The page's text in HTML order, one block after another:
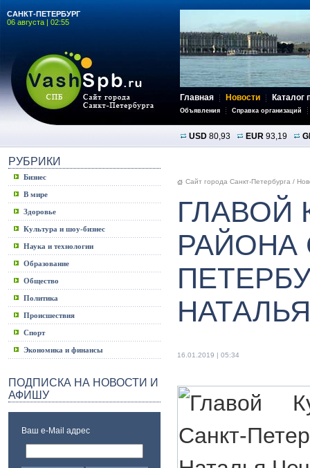
САНКТ-ПЕТЕРБУРГ
06 августа | 02:55
Главная Новости Каталог
Объявления Справка организаций
USD 80,93 EUR 93,19
РУБРИКИ
Бизнес
В мире
Здоровье
Культура и шоу-бизнес
Наука и технологии
Образование
Общество
Политика
Происшествия
Спорт
Экономика и финансы
ПОДПИСКА НА НОВОСТИ И
АФИШУ
Ваш e-Mail адрес
Сайт города Санкт-Петербурга /
ГЛАВОЙ
РАЙОНА
16.01.2019 | 05:34